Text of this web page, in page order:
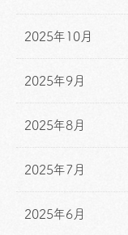
2025年10月
2025年9月
2025年8月
2025年7月
2025年6月